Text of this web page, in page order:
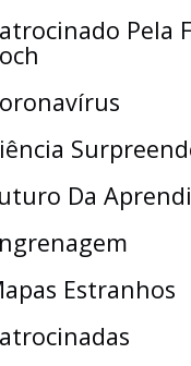
Pela
Da
Estranhos